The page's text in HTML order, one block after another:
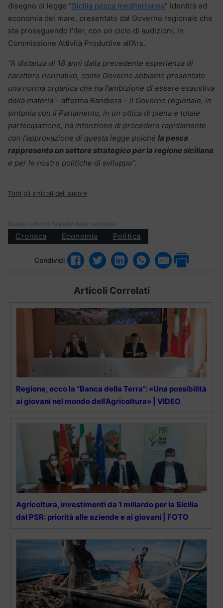
disegno di legge “Sicilia pesca mediterranea” identità ed
economia del mare, presentato dal Governo regionale che
sta proseguendo l’iter, con un ciclo di audizioni, in
Commissione Attività Produttive all’Ars.
“A distanza di 18 anni dalla precedente esperienza di
carattere normativo, come Governo abbiamo presentato
una norma organica che ha l’ambizione di essere esaustiva
della materia – afferma Bandiera – il Governo regionale, in
sintonia con il Parlamento, in un ottica di piena e totale
partecipazione, ha intenzione di procedere rapidamente
con l’approvazione di questa legge poiché la pesca
rappresenta un settore strategico per la regione siciliana
e per le nostre politiche di sviluppo”.
Tutti gli articoli dell'autore
Questo articolo fa parte delle categorie:
Cronaca Economia Politica
Condividi
Articoli Correlati
Regione, ecco la “Banca della Terra”: «Una possibilità
ai giovani nel mondo dell’Agricoltura» | VIDEO
Agricoltura, investimenti da 1 miliardo per la Sicilia
dal PSR: priorità alle aziende e ai giovani | FOTO